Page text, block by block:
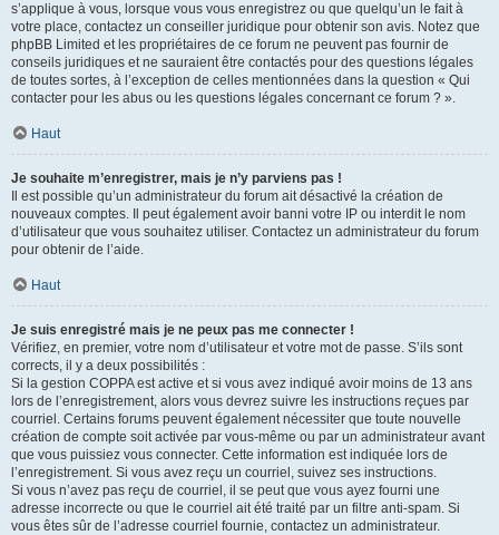
s’applique à vous, lorsque vous vous enregistrez ou que quelqu’un le fait à
votre place, contactez un conseiller juridique pour obtenir son avis. Notez que
phpBB Limited et les propriétaires de ce forum ne peuvent pas fournir de
conseils juridiques et ne sauraient être contactés pour des questions légales
de toutes sortes, à l’exception de celles mentionnées dans la question « Qui
contacter pour les abus ou les questions légales concernant ce forum ? ».
Haut
Je souhaite m’enregistrer, mais je n’y parviens pas !
Il est possible qu’un administrateur du forum ait désactivé la création de
nouveaux comptes. Il peut également avoir banni votre IP ou interdit le nom
d’utilisateur que vous souhaitez utiliser. Contactez un administrateur du forum
pour obtenir de l’aide.
Haut
Je suis enregistré mais je ne peux pas me connecter !
Vérifiez, en premier, votre nom d’utilisateur et votre mot de passe. S’ils sont
corrects, il y a deux possibilités :
Si la gestion COPPA est active et si vous avez indiqué avoir moins de 13 ans
lors de l’enregistrement, alors vous devrez suivre les instructions reçues par
courriel. Certains forums peuvent également nécessiter que toute nouvelle
création de compte soit activée par vous-même ou par un administrateur avant
que vous puissiez vous connecter. Cette information est indiquée lors de
l’enregistrement. Si vous avez reçu un courriel, suivez ses instructions.
Si vous n’avez pas reçu de courriel, il se peut que vous ayez fourni une
adresse incorrecte ou que le courriel ait été traité par un filtre anti-spam. Si
vous êtes sûr de l’adresse courriel fournie, contactez un administrateur.